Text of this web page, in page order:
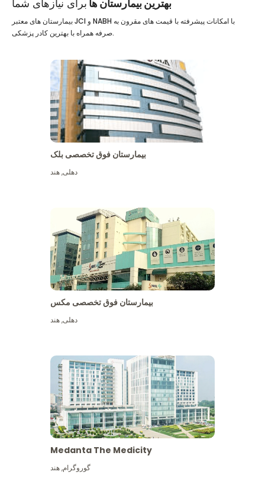
بهترین بیمارستان ها برای نیازهای شما
بیمارستان های معتبر JCI و NABH با امکانات پیشرفته با قیمت های مقرون به
صرفه همراه با بهترین کادر پزشکی.
بیمارستان فوق تخصصی بلک
دهلی,هند
بیمارستان فوق تخصصی مکس
دهلی,هند
Medanta The Medicity
گوروگرام,هند